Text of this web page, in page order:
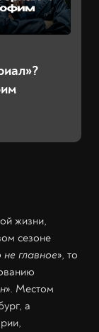
жизни,
сезоне
не главное», то
». Местом
а